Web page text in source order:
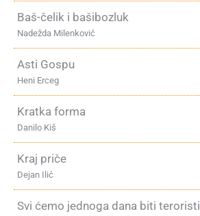
Baš-čelik i bašibozluk
Nadežda Milenković
Asti Gospu
Heni Erceg
Kratka forma
Danilo Kiš
Kraj priče
Dejan Ilić
Svi ćemo jednoga dana biti teroristi